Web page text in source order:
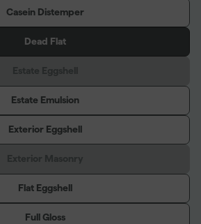
Casein Distemper
Dead Flat
Estate Emulsion
Exterior Eggshell
Flat Eggshell
Full Gloss